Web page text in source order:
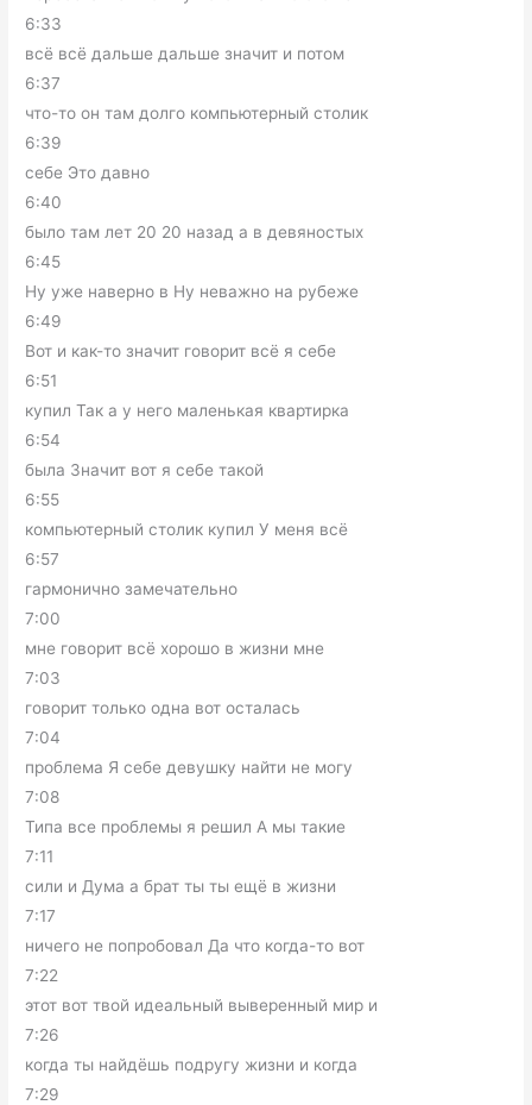
6:33
всё всё дальше дальше значит и потом
6:37
что-то он там долго компьютерный столик
6:39
себе Это давно
6:40
было там лет 20 20 назад а в девяностых
6:45
Ну уже наверно в Ну неважно на рубеже
6:49
Вот и как-то значит говорит всё я себе
6:51
купил Так а у него маленькая квартирка
6:54
была Значит вот я себе такой
6:55
компьютерный столик купил У меня всё
6:57
гармонично замечательно
7:00
мне говорит всё хорошо в жизни мне
7:03
говорит только одна вот осталась
7:04
проблема Я себе девушку найти не могу
7:08
Типа все проблемы я решил А мы такие
7:11
сили и Дума а брат ты ты ещё в жизни
7:17
ничего не попробовал Да что когда-то вот
7:22
этот вот твой идеальный выверенный мир и
7:26
когда ты найдёшь подругу жизни и когда
7:29